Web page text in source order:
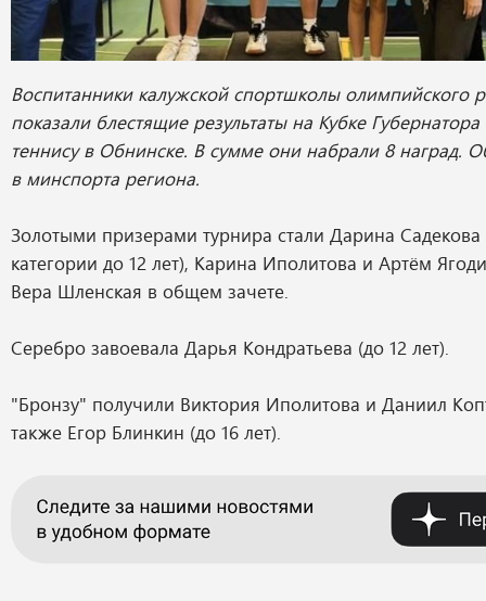
Воспитанники калужской спортшколы олимпийского
показали блестящие результаты на Кубке
теннису в Обнинске. В сумме они набрали 8 наград.
в минспорта региона.
Золотыми призерами турнира стали Дарина Садекова
категории до 12 лет), Карина Иполитова и Артём
Вера Шленская в общем зачете.
Серебро завоевала Дарья Кондратьева (до 12 лет).
"Бронзу" получили Виктория Иполитова и Даниил
также Егор Блинкин (до 16 лет).